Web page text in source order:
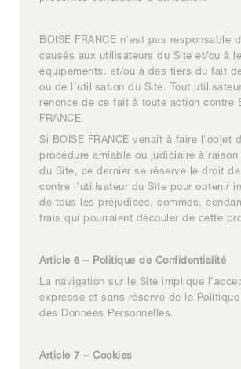
BOISE FRANCE n'est pas responsable
causés aux utilisateurs du Site et/ou à
équipements, et/ou à des tiers du fait
ou de l’utilisation du Site. Tout
renonce de ce fait à toute action contre
FRANCE.
Si BOISE FRANCE venait à faire l'objet
procédure amiable ou judiciaire à raison
du Site, ce dernier se réserve le droit
contre l’utilisateur du Site pour obtenir
de tous les préjudices, sommes,
frais qui pourraient découler de cette
Article 6 – Politique de Confidentialité
La navigation sur le Site implique
expresse et sans réserve de la
des Données Personnelles.
Article 7 – Cookies